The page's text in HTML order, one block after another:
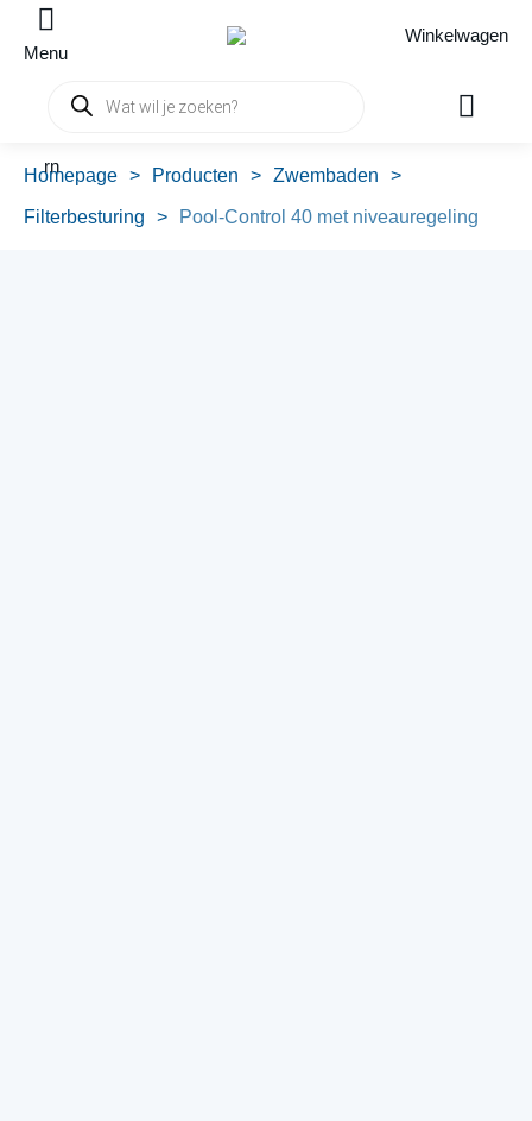
Menu
Winkelwagen
Producten
zoeken
rn
Homepage > Producten > Zwembaden >
Filterbesturing > Pool-Control 40 met niveauregeling